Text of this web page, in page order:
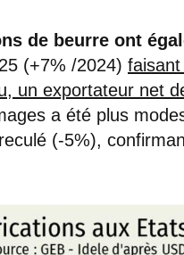
de beurre ont
(+7% /2024)
un exportateur net
a été plus
(-5%),